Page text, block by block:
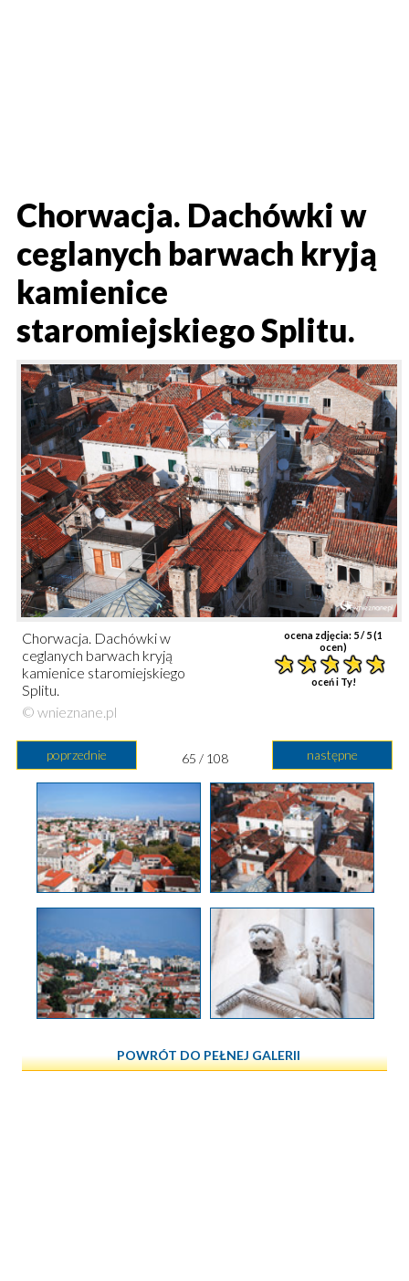
Chorwacja. Dachówki w
ceglanych barwach kryją
kamienice
staromiejskiego Splitu.
ocena zdjęcia: 5/ 5 (1
ocen)
oceń i Ty!
Chorwacja. Dachówki w
ceglanych barwach kryją
kamienice staromiejskiego
Splitu.
© wnieznane.pl
poprzednie następne
65 / 108
POWRÓT DO PEŁNEJ GALERII